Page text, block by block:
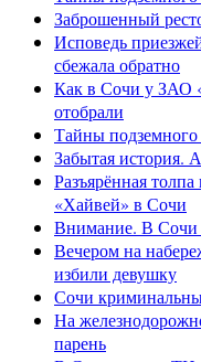
Заброшенный
Исповедь
сбежала обратно
Как в Сочи у ЗАО
отобрали
Тайны
Забытая история.
Разъярённая
«Хайвей» в Сочи
Внимание. В Сочи
Вечером на
избили девушку
Сочи
На
парень